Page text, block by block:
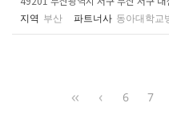
지역 부산 파트너사 동아대학교
6 7